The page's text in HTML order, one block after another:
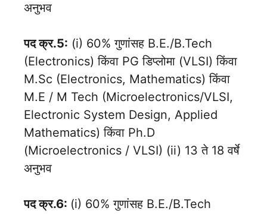
अनुभव
पद क्र.5: (i) 60% गुणांसह B.E./B.Tech
(Electronics) किंवा PG डिप्लोमा (VLSI) किंवा
M.Sc (Electronics, Mathematics) किंवा
M.E / M Tech (Microelectronics/VLSI,
Electronic System Design, Applied
Mathematics) किंवा Ph.D
(Microelectronics / VLSI) (ii) 13 ते 18 वर्षे
अनुभव
पद क्र.6: (i) 60% गुणांसह B.E./B.Tech